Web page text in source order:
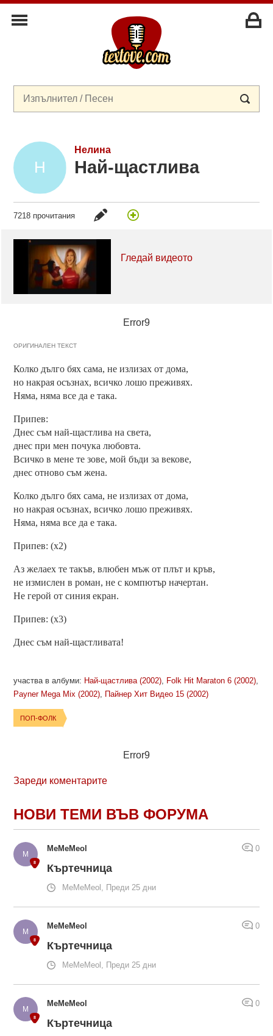
Нелина
Най-щастлива
7218 прочитания
Гледай видеото
Error9
ОРИГИНАЛЕН ТЕКСТ
Колко дълго бях сама, не излизах от дома,
но накрая осъзнах, всичко лошо преживях.
Няма, няма все да е така.
Припев:
Днес съм най-щастлива на света,
днес при мен почука любовта.
Всичко в мене те зове, мой бъди за векове,
днес отново съм жена.
Колко дълго бях сама, не излизах от дома,
но накрая осъзнах, всичко лошо преживях.
Няма, няма все да е така.
Припев: (х2)
Аз желаех те такъв, влюбен мъж от плът и кръв,
не измислен в роман, не с компютър начертан.
Не герой от синия екран.
Припев: (х3)
Днес съм най-щастливата!
участва в албуми: Най-щастлива (2002) Folk Hit Maraton 6 (2002)
Payner Mega Mix (2002) Пайнер Хит Видео 15 (2002)
ПОП-ФОЛК
Error9
Зареди коментарите
НОВИ ТЕМИ ВЪВ ФОРУМА
MeMeMeol 0
Къртечница
MeMeMeol, Преди 25 дни
MeMeMeol 0
Къртечница
MeMeMeol, Преди 25 дни
MeMeMeol 0
Къртечница